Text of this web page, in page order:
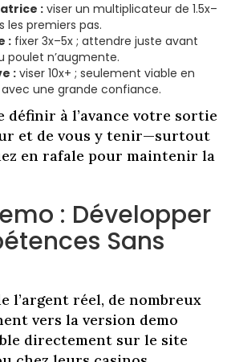
: viser un multiplicateur de 1.5x–
les premiers pas.
: fixer 3x–5x ; attendre juste avant
poulet n’augmente.
: viser 10x+ ; seulement viable en
une grande confiance.
définir à l’avance votre sortie
et de vous y tenir—surtout
en rafale pour maintenir la
: Développer
Sans
l’argent réel, de nombreux
vers la version demo
directement sur le site